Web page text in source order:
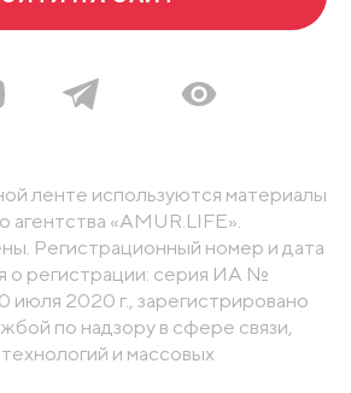
ленте используются материалы
«AMUR.LIFE».
Регистрационный номер и дата
о регистрации: серия ИА №
2020 г., зарегистрировано
по надзору в сфере связи,
и массовых